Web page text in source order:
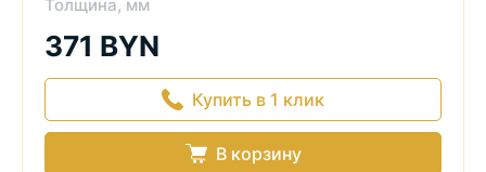
Толщина, мм
371 BYN
Купить в 1 клик
В корзину